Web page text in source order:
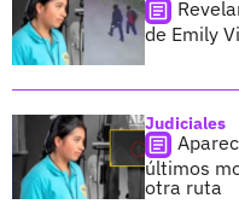
de Emily
Judiciales
últimos
otra ruta